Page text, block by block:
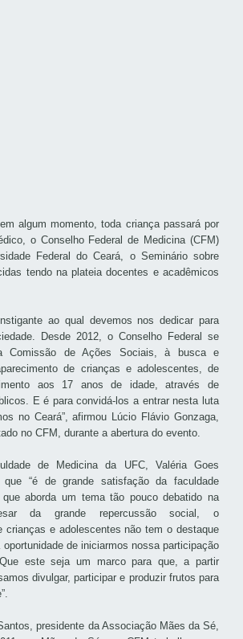
algum momento, toda criança passará por
o Conselho Federal de Medicina (CFM)
Federal do Ceará, o Seminário sobre
tendo na plateia docentes e acadêmicos
ao qual devemos nos dedicar para
Desde 2012, o Conselho Federal se
Comissão de Ações Sociais, à busca e
de crianças e adolescentes, de
aos 17 anos de idade, através de
E é para convidá-los a entrar nesta luta
no Ceará”, afirmou Lúcio Flávio Gonzaga,
no CFM, durante a abertura do evento.
de Medicina da UFC, Valéria Goes
que “é de grande satisfação da faculdade
aborda um tema tão pouco debatido na
da grande repercussão social, o
crianças e adolescentes não tem o destaque
de iniciarmos nossa participação
este seja um marco para que, a partir
divulgar, participar e produzir frutos para
presidente da Associação Mães da Sé,